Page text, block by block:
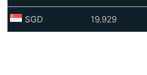
SGD 19.929